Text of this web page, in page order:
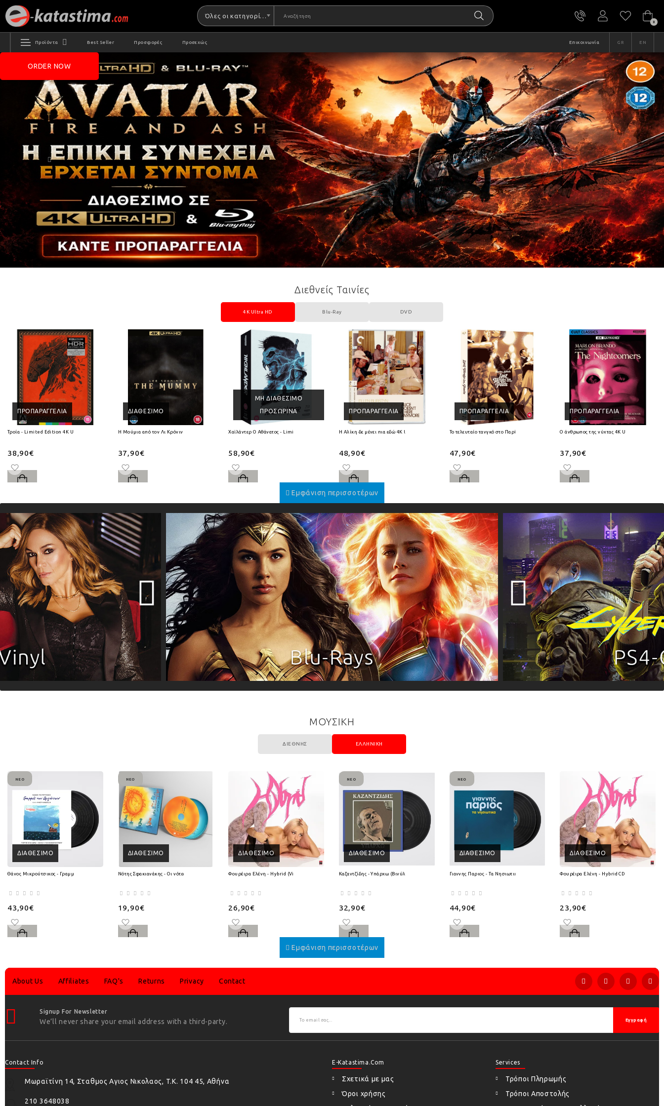
Όλες οι κατηγορίες
0
Προϊόντα Best Seller Προσφορές Προσεχώς Επικοινωνία GR EN
ORDER NOW
Διεθνείς Ταινίες
4K Ultra HD Blu-Ray DVD
ΠΡΟΠΑΡΑΓΓΕΛΊΑ
Τροία - Limited Edition 4K Ultra HD
38,90€
ΔΙΑΘΈΣΙΜΟ
Η Μούμια από τον Λι Κρόνιν (2026) 4K Ultra HD
37,90€
ΜΗ ΔΙΑΘΈΣΙΜΟ
ΠΡΟΣΩΡΙΝΆ
Χαϊλάντερ Ο Αθάνατος - Limited Collectors Edition 4K Ultra HD + Blu-Ray
58,90€
ΠΡΟΠΑΡΑΓΓΕΛΊΑ
Η Αλίκη δε μένει πια εδώ 4K Ultra HD + Blu-Ray
48,90€
ΠΡΟΠΑΡΑΓΓΕΛΊΑ
Το τελευταίο τανγκό στο Παρίσι 4K Ultra HD + Blu-Ray
47,90€
ΠΡΟΠΑΡΑΓΓΕΛΊΑ
Ο άνθρωπος της νύχτας 4K Ultra HD
37,90€
ΜΟΥΣΙΚΗ
ΔΙΕΘΝΉΣ ΕΛΛΗΝΙΚΉ
ΔΙΑΘΈΣΙΜΟ
ΝΈΟ
Θάνος Μικρούτσικος - Γραμμές των Οριζόντων (2Lp Vinyl)
43,90€
ΔΙΑΘΈΣΙΜΟ
ΝΈΟ
Νότης Σφακιανάκης - Οι νότες είναι 7 ψυχές (2CD)
19,90€
ΔΙΑΘΈΣΙΜΟ
Φουρέιρα Ελένη - Hybrid (Vinyl LP)
26,90€
ΔΙΑΘΈΣΙΜΟ
ΝΈΟ
Καζαντζίδης - Υπάρχω (Βινύλιο Lp)
32,90€
ΔΙΑΘΈΣΙΜΟ
ΝΈΟ
Γιαννης Παριος - Τα Νησιωτικα (2Lp) (Βινύλιο)
44,90€
ΔΙΑΘΈΣΙΜΟ
Φουρέιρα Ελένη - Hybrid CD
23,90€
About Us Affiliates FAQ's Returns Privacy Contact
Signup For Newsletter
We’ll never share your email address with a third-party. Εγγραφή
Contact Info
Μωραϊτίνη 14, Σταθμος Αγιος Νικολαος, T.K. 104 45, Αθήνα
210 3648038
E-Katastima.com
Σχετικά με μας
Όροι χρήσης
Services
Τρόποι Πληρωμής
Τρόποι Αποστολής